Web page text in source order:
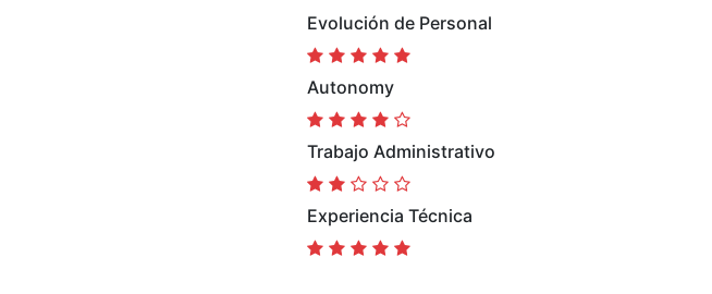
Evolución de Personal
Autonomy
Trabajo Administrativo
Experiencia Técnica